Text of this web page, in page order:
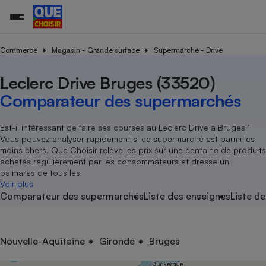
Commerce Magasin - Grande surface Supermarché - Drive
Leclerc Drive Bruges (33520)
Comparateur des supermarchés
Est-il intéressant de faire ses courses au Leclerc Drive à Bruges ’
Vous pouvez analyser rapidement si ce supermarché est parmi les
moins chers. Que Choisir relève les prix sur une centaine de produits
achetés régulièrement par les consommateurs et dresse un
palmarès de tous les
Voir plus
Comparateur des supermarchésListe des enseignesListe
Nouvelle-Aquitaine Gironde Bruges
Nutrition
Assurance auto
Magasin - Grande surface
Méthode de vente -
Organismes de défense
Système judiciairegratuit
Déchet
Achat - Vente - Travaux
Location
Sport
électrique
Démarche administrative
Senior
Service marchand
Train
Transport aérien
Toutes les actualités
Enquêtes
Guides d'achat
Conseils
Brèves
Tous les services
Soumettre un litige
Lettres types
Rencontrer une association locale
Tous nos combats
Nos actions
Nos grandes victoires
Les billets de la présidente
Nos associations locales
Nous rejoindre
En savoir plus sur Que Choisir Ensemble
nous ?
L’association
Nos missions
Notre méthodologie
Notre financement
Nos partenaires
Nous rejoindre